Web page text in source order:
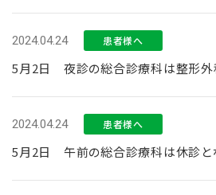
2024.04.24 患者様へ
5月2日 夜診の総合診療科は整形外
2024.04.24 患者様へ
5月2日 午前の総合診療科は休診と